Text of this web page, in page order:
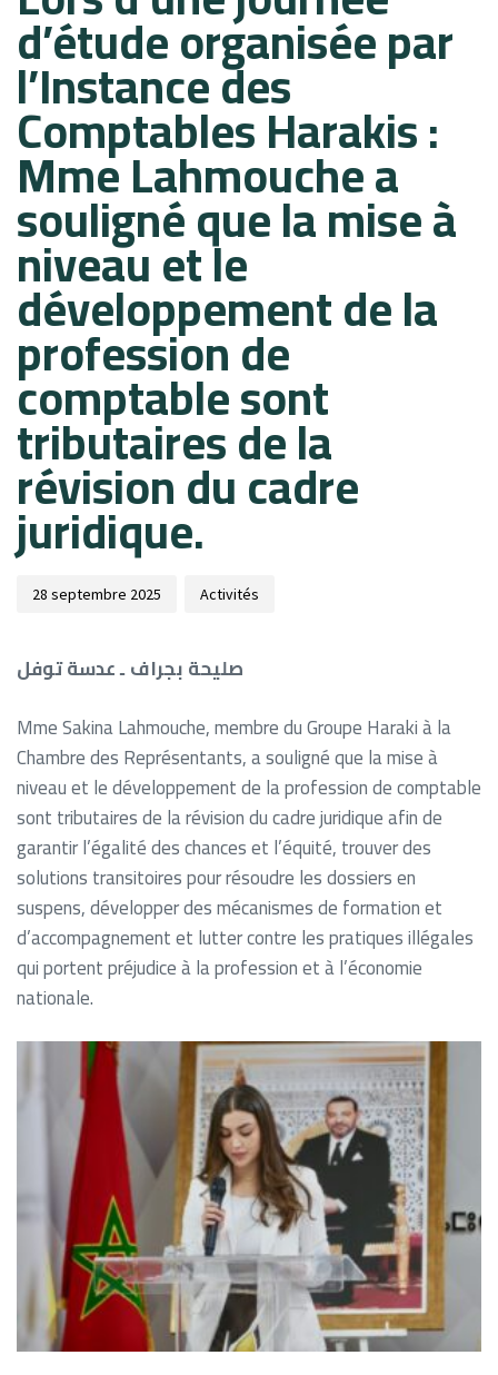
d’étude organisée par
l’Instance des
Comptables Harakis :
Mme Lahmouche a
souligné que la mise à
niveau et le
développement de la
profession de
comptable sont
tributaires de la
révision du cadre
juridique.
28 septembre 2025 Activités
صليحة بجراف ـ عدسة توفل
Mme Sakina Lahmouche, membre du Groupe Haraki à la
Chambre des Représentants, a souligné que la mise à
niveau et le développement de la profession de comptable
sont tributaires de la révision du cadre juridique afin de
garantir l’égalité des chances et l’équité, trouver des
solutions transitoires pour résoudre les dossiers en
suspens, développer des mécanismes de formation et
d’accompagnement et lutter contre les pratiques illégales
qui portent préjudice à la profession et à l’économie
nationale.